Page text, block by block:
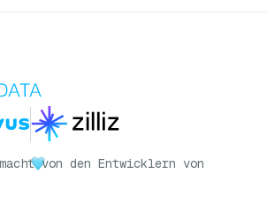
von den Entwicklern von